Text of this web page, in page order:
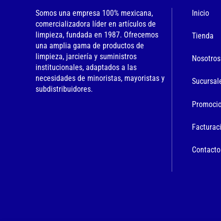
Somos una empresa 100% mexicana,
comercializadora líder en artículos de
limpieza, fundada en 1987. Ofrecemos
una amplia gama de productos de
limpieza, jarciería y suministros
institucionales, adaptados a las
necesidades de minoristas, mayoristas y
subdistribuidores.
Inicio
Tienda
Nosotros
Contacto